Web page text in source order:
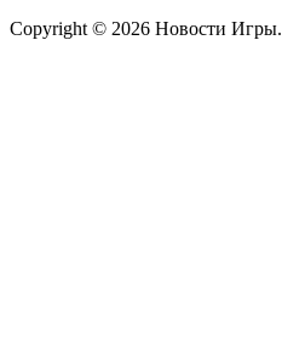
Copyright © 2026 Новости Игры.